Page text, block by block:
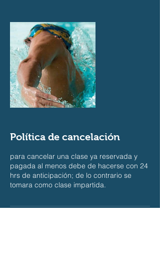
Política de cancelación
para cancelar una clase ya reservada y
pagada al menos debe de hacerse con 24
hrs de anticipación; de lo contrario se
tomara como clase impartida.